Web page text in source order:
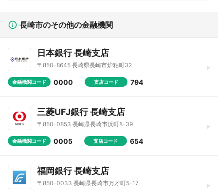
長崎市のその他の金融機関
日本銀行 長崎支店
〒850-8645 長崎県長崎市炉粕町32
金融機関コード 0000 支店コード 794
三菱UFJ銀行 長崎支店
〒850-0853 長崎県長崎市浜町8-39
金融機関コード 0005 支店コード 654
福岡銀行 長崎支店
〒850-0033 長崎県長崎市万才町5-17